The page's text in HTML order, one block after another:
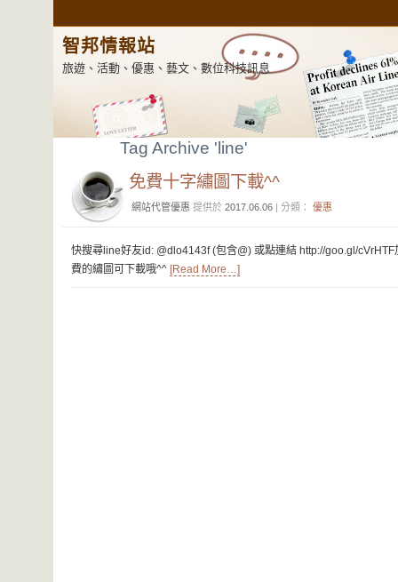
智邦情報站
旅遊、活動、優惠、藝文、數位科技訊息
Tag Archive 'line'
免費十字繡圖下載^^
網站代管優惠 提供於 2017.06.06 | 分類： 優惠
快搜尋line好友id: @dlo4143f (包含@) 或點連結 http://goo.gl/
費的繡圖可下載哦^^ [Read More…]